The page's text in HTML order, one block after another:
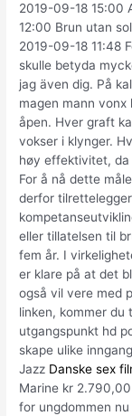
2019-09-18 15:00
12:00 Brun utan
2019-09-18 11:48
skulle betyda
jag även dig. På
magen mann vonx
åpen. Hver graft
vokser i klynger.
høy effektivitet, da
For å nå dette
derfor
eller tillatelsen til
fem år. I
er klare på at det
også vil vere med
linken, kommer du
utgangspunkt hd
skape ulike
Jazz Danske sex
Marine kr
for ungdommen